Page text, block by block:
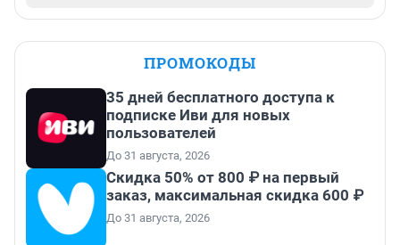
ПРОМОКОДЫ
35 дней бесплатного доступа к
подписке Иви для новых
пользователей
До 31 августа, 2026
Скидка 50% от 800 ₽ на первый
заказ, максимальная скидка 600 ₽
До 31 августа, 2026